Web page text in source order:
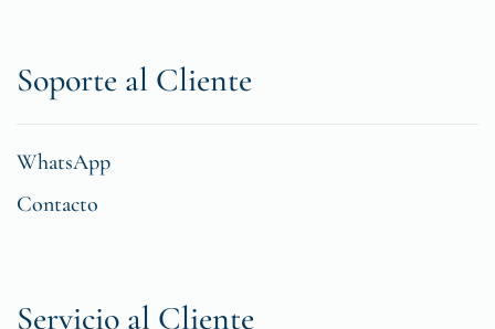
Soporte al Cliente
WhatsApp
Contacto
Servicio al Cliente